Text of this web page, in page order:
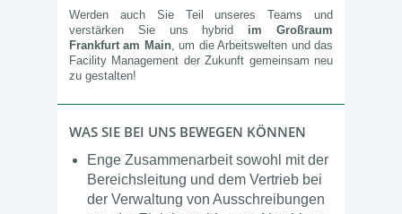
Werden auch Sie Teil unseres Teams und
verstärken Sie uns hybrid im Großraum
Frankfurt am Main, um die Arbeitswelten und das
Facility Management der Zukunft gemeinsam neu
zu gestalten!
WAS SIE BEI UNS BEWEGEN KÖNNEN
Enge Zusammenarbeit sowohl mit der
Bereichsleitung und dem Vertrieb bei
der Verwaltung von Ausschreibungen